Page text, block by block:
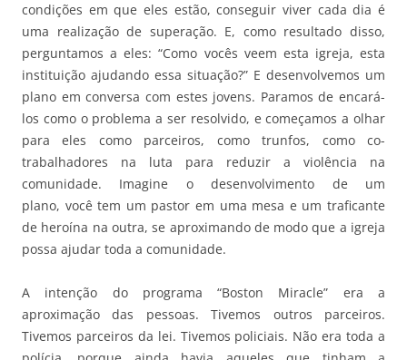
condições em que eles estão, conseguir viver cada dia é
uma realização de superação. E, como resultado disso,
perguntamos a eles: “Como vocês veem esta igreja, esta
instituição ajudando essa situação?” E desenvolvemos um
plano em conversa com estes jovens. Paramos de encará-
los como o problema a ser resolvido, e começamos a olhar
para eles como parceiros, como trunfos, como co-
trabalhadores na luta para reduzir a violência na
comunidade. Imagine o desenvolvimento de um
plano, você tem um pastor em uma mesa e um traficante
de heroína na outra, se aproximando de modo que a igreja
possa ajudar toda a comunidade.
A intenção do programa “Boston Miracle” era a
aproximação das pessoas. Tivemos outros parceiros.
Tivemos parceiros da lei. Tivemos policiais. Não era toda a